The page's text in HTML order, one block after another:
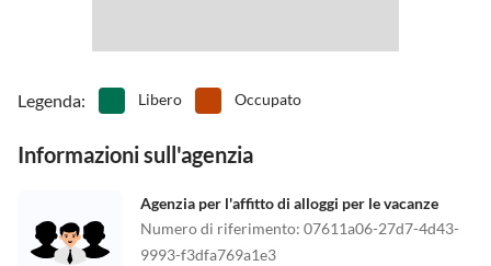
Legenda: Libero Occupato
Informazioni sull'agenzia
Agenzia per l'affitto di alloggi per le vacanze
Numero di riferimento: 07611a06-27d7-4d43-
9993-f3dfa769a1e3